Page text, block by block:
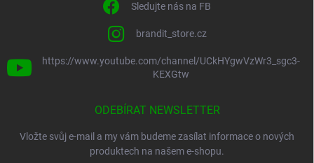
Sledujte nás na FB
brandit_store.cz
https://www.youtube.com/channel/UCkHYgwVzWr3_sgc3-
KEXGtw
ODEBÍRAT NEWSLETTER
Vložte svůj e-mail a my vám budeme zasílat informace o nových
produktech na našem e-shopu.